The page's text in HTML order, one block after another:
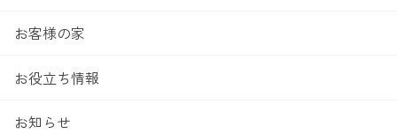
お客様の家
お役立ち情報
お知らせ